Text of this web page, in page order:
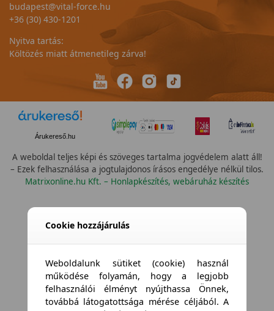
budapest@vital-force.hu
+36 (30) 430-1201
Nyitva tartás:
Költözés miatt átmenetileg zárva!
Árukereső.hu
A weboldal teljes képi és szöveges tartalma jogvédelem alatt áll!
– Ezek felhasználása a jogtulajdonos írásos engedélye nélkül tilos.
Matrixonline.hu Kft. – Honlapkészítés, webáruház készítés
Cookie hozzájárulás
Weboldalunk sütiket (cookie) használ
működése folyamán, hogy a legjobb
felhasználói élményt nyújthassa Önnek,
továbbá látogatottsága mérése céljából. A